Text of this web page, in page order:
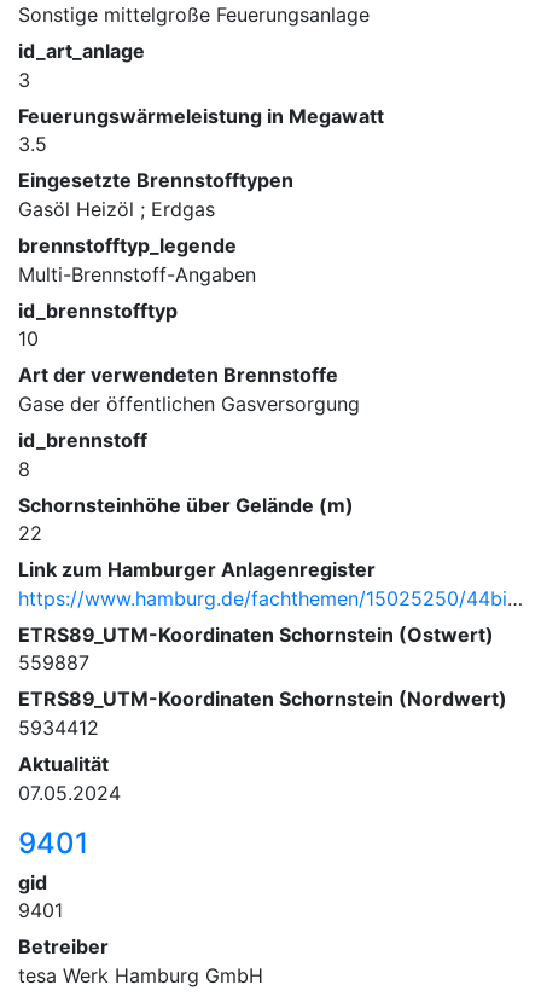
Sonstige mittelgroße Feuerungsanlage
id_art_anlage
3
Feuerungswärmeleistung in Megawatt
3.5
Eingesetzte Brennstofftypen
Gasöl Heizöl ; Erdgas
brennstofftyp_legende
Multi-Brennstoff-Angaben
id_brennstofftyp
10
Art der verwendeten Brennstoffe
Gase der öffentlichen Gasversorgung
id_brennstoff
8
Schornsteinhöhe über Gelände (m)
22
Link zum Hamburger Anlagenregister
https://www.hamburg.de/fachthemen/15025250/44bimschv/
ETRS89_UTM-Koordinaten Schornstein (Ostwert)
559887
ETRS89_UTM-Koordinaten Schornstein (Nordwert)
5934412
Aktualität
07.05.2024
9401
gid
9401
Betreiber
tesa Werk Hamburg GmbH